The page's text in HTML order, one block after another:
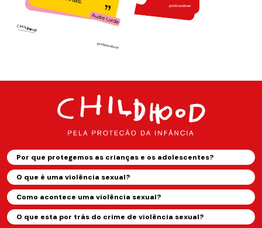
Por que protegemos as crianças e os adolescentes?
O que é uma violência sexual?
Como acontece uma violência sexual?
O que esta por trás do crime de violência sexual?